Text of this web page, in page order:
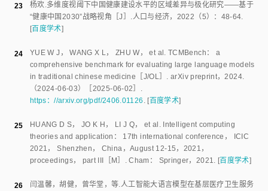
23 杨欢.多维度视阈下中国健康建设水平的区域差异与极化研究——基于
“健康中国2030”战略视角 ［J］.人口与经济， 2022 （5）： 48-64.
[百度学术]
24 YUE W J ，WANG X L， ZHU W ，et al . TCMBench： a
comprehensive benchmark for evaluating large language models
in traditional chinese medicine ［J/OL］.arXiv preprint，2024.
（2024-06-03）［ 2025-06-02］.
https：//arxiv.org/pdf/2406.01126 . [百度学术]
25 HUANG D S， JO K H ， LI J Q， et al . Intelligent computing
theories and application： 17th international conference， ICIC
2021， Shenzhen， China， August 12-15，2021 ，
proceedings， part III
［M］.Cham ： Springer， 2021. [百度学术]
26 闫温馨，胡健， 曾华堂 ，等.人工智能大语言模型在基层医疗卫生服务